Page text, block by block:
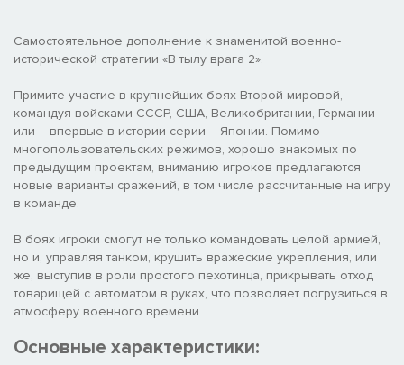
Самостоятельное дополнение к знаменитой военно-
исторической стратегии «В тылу врага 2».
Примите участие в крупнейших боях Второй мировой,
командуя войсками СССР, США, Великобритании, Германии
или – впервые в истории серии – Японии. Помимо
многопользовательских режимов, хорошо знакомых по
предыдущим проектам, вниманию игроков предлагаются
новые варианты сражений, в том числе рассчитанные на игру
в команде.
В боях игроки смогут не только командовать целой армией,
но и, управляя танком, крушить вражеские укрепления, или
же, выступив в роли простого пехотинца, прикрывать отход
товарищей с автоматом в руках, что позволяет погрузиться в
атмосферу военного времени.
Основные характеристики: